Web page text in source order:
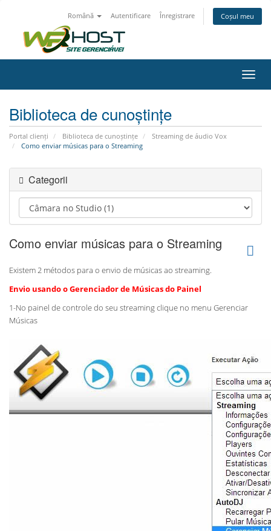
Română Autentificare Înregistrare Coșul meu
Biblioteca de cunoștințe
Portal clienți Biblioteca de cunoștințe
Streaming de áudio Vox
Como enviar músicas para o Streaming
Categorii
Como enviar músicas para o Streaming
Existem 2 métodos para o envio de músicas ao streaming.
Envio usando o Gerenciador de Músicas do Painel
1-No painel de controle do seu streaming clique no menu Gerenciar
Músicas